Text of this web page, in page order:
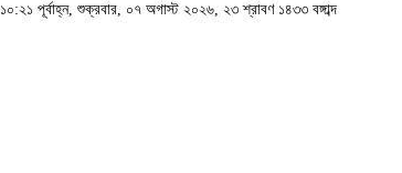
১০:২১ পূর্বাহ্ন, শুক্রবার, ০৭ অগাস্ট ২০২৬, ২৩ শ্রাবণ ১৪৩৩ বঙ্গাব্দ